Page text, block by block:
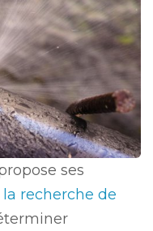
ses
recherche de